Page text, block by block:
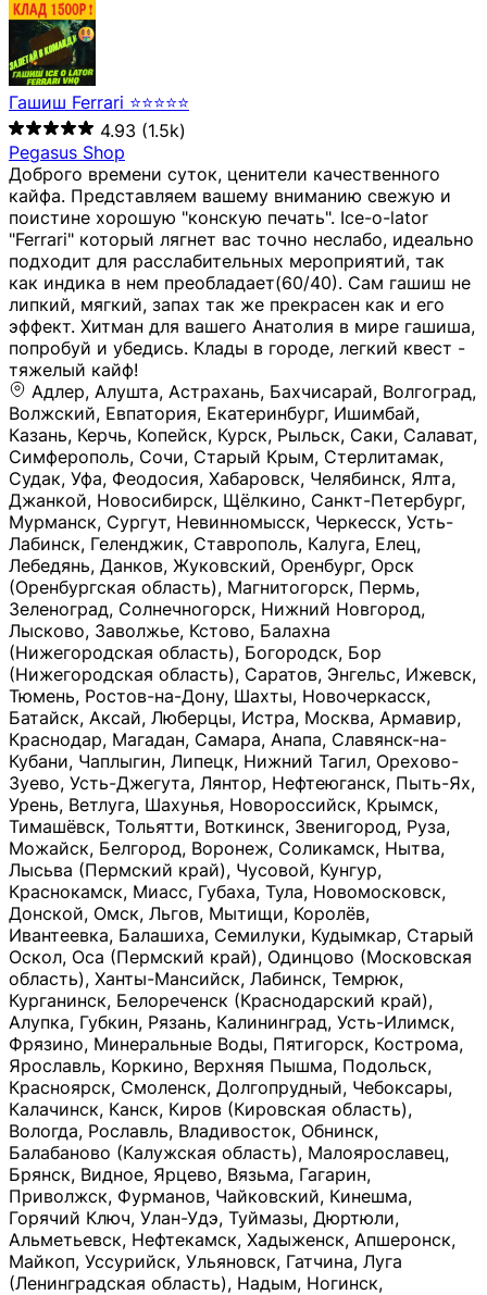
Гашиш Ferrari ⭐⭐⭐⭐⭐
4.93 (1.5k)
Pegasus Shop
Доброго времени суток, ценители качественного
кайфа. Представляем вашему вниманию свежую и
поистине хорошую "конскую печать". Ice-o-lator
"Ferrari" который лягнет вас точно неслабо, идеально
подходит для расслабительных мероприятий, так
как индика в нем преобладает(60/40). Сам гашиш не
липкий, мягкий, запах так же прекрасен как и его
эффект. Хитман для вашего Анатолия в мире гашиша,
попробуй и убедись. Клады в городе, легкий квест -
тяжелый кайф!
Адлер, Алушта, Астрахань, Бахчисарай, Волгоград, Волжский, Евпатория, Екатеринбург, Ишимбай, Казань, Керчь, Копейск, Курск, Рыльск, Саки, Салават, Симферополь, Сочи, Старый Крым, Стерлитамак, Судак, Уфа, Феодосия, Хабаровск, Челябинск, Ялта, Джанкой, Новосибирск, Щёлкино, Санкт-Петербург, Мурманск, Сургут, Невинномысск, Черкесск, Усть-Лабинск, Геленджик, Ставрополь, Калуга, Елец, Лебедянь, Данков, Жуковский, Оренбург, Орск (Оренбургская область), Магнитогорск, Пермь, Зеленоград, Солнечногорск, Нижний Новгород, Лысково, Заволжье, Кстово, Балахна (Нижегородская область), Богородск, Бор (Нижегородская область), Саратов, Энгельс, Ижевск, Тюмень, Ростов-на-Дону, Шахты, Новочеркасск, Батайск, Аксай, Люберцы, Истра, Москва, Армавир, Краснодар, Магадан, Самара, Анапа, Славянск-на-Кубани, Чаплыгин, Липецк, Нижний Тагил, Орехово-Зуево, Усть-Джегута, Лянтор, Нефтеюганск, Пыть-Ях, Урень, Ветлуга, Шахунья, Новороссийск, Крымск, Тимашёвск, Тольятти, Воткинск, Звенигород, Руза, Можайск, Белгород, Воронеж, Соликамск, Нытва, Лысьва (Пермский край), Чусовой, Кунгур, Краснокамск, Миасс, Губаха, Тула, Новомосковск, Донской, Омск, Льгов, Мытищи, Королёв, Ивантеевка, Балашиха, Семилуки, Кудымкар, Старый Оскол, Оса (Пермский край), Одинцово (Московская область), Ханты-Мансийск, Лабинск, Темрюк, Курганинск, Белореченск (Краснодарский край), Алупкa, Губкин, Рязань, Калининград, Усть-Илимск, Фрязино, Минеральные Воды, Пятигорск, Кострома, Ярославль, Коркино, Верхняя Пышма, Подольск, Красноярск, Смоленск, Долгопрудный, Чебоксары, Калачинск, Канск, Киров (Кировская область), Вологда, Рославль, Владивосток, Обнинск, Балабаново (Калужская область), Малоярославец, Брянск, Видное, Ярцево, Вязьма, Гагарин, Приволжск, Фурманов, Чайковский, Кинешма, Горячий Ключ, Улан-Удэ, Туймазы, Дюртюли, Альметьевск, Нефтекамск, Хадыженск, Апшеронск, Майкоп, Уссурийск, Ульяновск, Гатчина, Луга (Ленинградская область), Надым, Ногинск, Электросталь, Железнодорожный (Московская область), Бутурлиновка, Кириллов, Краснознаменск (Калиниградская область), Мышкин, Томмот, Холм, Абакан, Абдулино, Агидель, Агрыз, Адыгейск, Азнакаево, Алатырь, Алдан, Алейск, Александров, Александровск, Алексеевка (Белгородская обл.), Алексин, Амурск, Анадырь, Ангарск, Андреаполь, Анжеро-Судженск, Анива, Апатиты, Арамиль, Ардон, Арзамас, Аркадак, Арсеньев, Артём, Артёмовский, Архангельск, Асбест, Асино, Аткарск, Ахтубинск, Аша, Бабаево (Вологодская область), Бавлы (Республика Татарстан), Байкальск, Бакал, Баксан, Балаклава, Балаково (Саратовская область), Балашов (Саратовская область), Балтийск, Барабинск, Барнаул, Барыш (Ульяновская область), Бежецк, Белая Калитва (Ростовская область), Белебей, Белогорск (Крым), Белозерск, Белокуриха, Беломорск, Белоозёрский (Московская область), Белорецк (Республика Башкортостан), Кызыл, Белоярский (Ханты-Мансийский АО), Бердск, Березники (Пермский край), Берёзовский (Кемеровская область), Берёзовский (Свердловская область), Беслан, Бийск, Бикин, Билибино, Биробиджан, Благовещенск (Амурская область), Благовещенск (Башкортостан), Бобров, Богородицк, Боготол, Богучар, Бокситогорск (Ленинградская область), Бологое (Тверская область), Болхов, Большой Камень (Приморский край), Борисоглебск (Воронежская область), Боровичи (Новгородская область), Боровск, Бородино, Братск, Бронницы (Московская область), Бугульма (Республика Татарстан), Бугуруслан (Оренбургская область), Буинск, Буй, Буйнакск, Валдай, Валуйки, Велиж, Великие Луки, Великий Новгород, Великий Устюг, Вельск, Венёв, Верещагино, Верхнеуральск, Верхний Уфалей, Верхняя Салда, Верхняя Тура, Весьегонск, Вилючинск, Вихоревка, Вичуга, Владикавказ, Волгодонск, Волгореченск, Володарск, Волосово, Волчанск, Вольск, Воркута, Ворсма, Всеволожск (Ленинградская область), Вуктыл, Выкса, Высоковск, Высоцк, Вытегра, Вышний Волочёк, Вяземский, Вязники, Вятские Поляны, Нея, Шилка, Гаврилов Посад, Гаврилов-Ям, Гай, Галич, Гдов, Голицыно, Горно-Алтайск, Горнозаводск, Горняк, Городец, Гороховец, Гремячинск, Грозный, Грязи, Грязовец, Губкинский, Гуково, Гулькевичи, Гурьевск (Калининградская область), Гурьевск (Кемеровская область), Гусев, Гусь-Хрустальный, Давлеканово, Далматово, Дальнегорск, Дегтярск, Дедовск, Демидов, Дербент, Десногорск, Дзержинск, Дзержинский (Московская область), Дивногорск, Димитровград, Дмитровск, Дно, Добрянка, Долинск, Домодедово, Донецк (ДНР), Дорогобуж, Дрезна, Дубна, Дудинка, Духовщина, Дятьково, Егорьевск, Елабуга, Елизово, Ельня (Будет изменено название), Емва, Енисейск, Ермолино, Ершов, Ессентуки, Ефремов, Железноводск, Железногорск (Красноярский край), Железногорск (Курская область), Железногорск-Илимский, Жигулёвск, Жиздра, Жирновск, Жуков, Жуковка, Заводоуковск, Заволжск, Задонск, Заинск, Заозёрный, Заозёрск, Западная Двина, Заполярный, Зарайск, Заречный (Пензенская область), Заречный (Свердловская область), Заринск, Звенигово, Зверево, Зеленогорск ( Ленинградская обл. ), Зеленоградск, Зеленодольск, Зеленокумск, Зерноград, Зима, Змеиногорск, Зубцов, Ивангород, Иваново, Ивдель, Избербаш, Изобильный, Иланский, Инза, Инкерман, Инта, Ипатово, Искитим, Йошкар-Ола, Кадников, Калач, Калач-на-Дону, Калининск, Калтан, Калязин, Камбарка, Каменка (Пензенская область), Каменногорск (Ленинградская область), Каменск-Уральский, Каменск-Шахтинский, Камень-на-Оби, Камешково, Камышин, Канаш, Кандалакша, Карабаново, Карабаш, Карачаевск, Каргат, Каргополь, Карпинск, Карталы, Касимов, Касли, Каспийск, Катав-Ивановск, Катайск, Качканар, Кашин, Кашира, Кемерово, Кемь, Кизел, Кизилюрт, Кизляр, Кимовск, Кимры, Кингисепп, Кинель, Киреевск, Киренск, Киржач, Кириши, Кирово-Чепецк, Кировск (Ленинградская область), Кировск (Мурманская область), Кирсанов, Киселёвск, Кисловодск, Климовск, Клинцы, Княгинино, Ковдор, Ковров, Когалым, Козельск, Козьмодемьянск, Кола, Кологрив, Колпашево, Колпино, Кольчугино, Комсомольск, Комсомольск-на-Амуре, Конаково, Кондопога, Кондрово, Константиновск, Кораблино, Кореновск, Корсаков, Коряжма, Костерёво, Костомукша, Котельники, Котельниково, Котельнич, Котлас, Котовск, Кохма, Красноармейск (Московская область), Краснозаводск, Краснознаменск (Московская область), Краснокаменск, Краснослободск (Волгоградская область), Краснотурьинск, Красноуральск, Красный Сулин, Кремёнки, Кропоткин, Кубинка, Кувшиново (Тверская область), Кудрово, Кулебаки, Кумертау, Курлово, Куровское, Куртамыш, Курчатов, Куса, Кушва, Кыштым, Лабытнанги, Лагань, Лаишево (Республика Татарстан), Лакинск, Лангепас, Лахденпохья, Ленинск-Кузнецкий, Ленск (Республика Саха), Лермонтов (Ставропольский край), Лесозаводск (Приморский край), Лесосибирск, Ливны (Орловская область), Ликино-Дулёво, Липки (Тульская область), Лиски (Воронежская область), Лихославль, Лодейное Поле, Ломоносов (Санкт-Петербург), Лосино-Петровский, Лукоянов, Луховицы, Лыткарино, Любань (Ленинградская область), Любим, Людиново, Магас, Майский, Макаров, Малая Вишера, Малгобек, Мамадыш, Мамоново, Мантурово, Маркс, Махачкала, Мглин, Мегион, Медвежьегорск, Медногорск, Медынь, Меленки, Мелеуз, Менделеевск, Мещовск, Микунь, Миллерово, Минусинск, Миньяр, Мирный (Архангельская область), Мирный (Якутия), Михайловка (Город), Михайловск (Свердловская область), Михайловск (Ставропольский край), Могоча, Можга, Моздок, Мончегорск, Морозовск, Моршанск, Мосальск, Муравленко, Мурино, Муром, Мценск, Мыски, Набережные Челны, Навашино (Нижегородская область), Назарово (Красноярский край), Назрань, Нальчик, Наро-Фоминск, Нарткала, Нарьян-Мар, Находка, Невель (Псковская область), Невельск, Невьянск, Нелидово (Тверская область), Неман, Нерехта (Костромская область), Нерюнгри, Нестеров, Нефтегорск (Самарская область), Нефтекумск, Нижневартовск, Нижнекамск (Республика Татарстан), Нижнеудинск, Нижние Серги, Нижний Ломов, Нижняя Тура, Николаевск-на-Амуре, Никольск (Вологодская область), Никольск (Пензенская область), Новая Ладога, Новая Ляля, Новоалександровск, Новоалтайск, Нововоронеж, Новодвинск, Новозыбков, Новокубанск, Новокуйбышевск, Новомичуринск, Новопавловск, Новоржев, Новосокольники, Новотроицк, Новоульяновск, Новоуральск, Новохопёрск, Новочебоксарск, Новошахтинск, Новый Оскол, Новый Уренгой, Норильск, Нурлат, Нягань, Нязепетровск, Няндома, Облучье, Обоянь, Озёрск (Калининградская область), Озёрск (Челябинская область), Озёры, Октябрьск (Самарская область), Октябрьский (Башкортостан), Окуловка (Новгородская область), Оленегорск, Олонец, Онега, Опочка, Осинники, Осташков, Остров, Острогожск, Отрадный, Оха, Павлово, Павловск (Воронежская область), Павловск (Санкт-Петербург), Павловский Посад, Партизанск, Певек, Пенза, Первоуральск, Перевоз, Пересвет, Переславль-Залесский, Пестово (Новгородская область), Петрозаводск, Петропавловск-Камчатский, Печоры, Пикалёво, Пионерский, Питкяранта, Плавск, Плёс, Подпорожье, Покачи, Покров, Покровск, Полесск, Полысаево, Полярные Зори, Полярный, Поронайск, Порхов, Похвистнево, Почеп, Починок, Пошехонье, Правдинск, Приморск (Калининградская область), Приморско-Ахтарск, Приозерск, Прокопьевск, Протвино, Прохладный, Пугачёв, Пудож, Пустошка, Пушкино, Пущино, Пыталово, Радужный (Владимирская область), Радужный (Ханты-Мансийский АО), Райчихинск, Раменское, Рассказово, Ревда, Реж, Реутов, Родники, Россошь, Ростов (Ярославская обл.), Рошаль, Ртищево, Рубцовск, Рузаевка, Рыбинск, Рыбное, Ряжск, Салехард, Сальск, Саранск, Сарапул, Саров, Сасово, Сатка, Сафоново, Саяногорск, Саянск, Светлогорск, Светлоград, Светлый, Светогорск (Ленинградская область), Свободный, Себеж, Северобайкальск, Северодвинск, Североуральск, Сегежа, Семикаракорск, Сенгилей, Серафимович, Сергач, Сергиев Посад, Сердобск, Сертолово (Ленинградская область), Сестрорецк (Ленинградская область), Сибай, Скопин, Славгород, Сланцы, Слободской, Слюдянка, Собинка, Советск (Кировская область), Советск (Калининградская область), Советск (Тульская область), Советская Гавань, Советский (Ханты-Мансийский АО), Сокол (Вологодская область), Солигалич, Соль-Илецк, Сольцы, Сортавала, Сосенский, Сосновоборск, Сосновый Бор (Ленинградская область), Сосногорск, Спас-Клепики, Спасск-Рязанский, С